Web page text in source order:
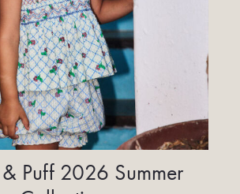
Puff 2026 Summer